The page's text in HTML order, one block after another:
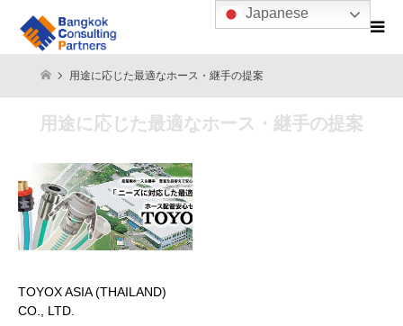
用途に応じた最適なホース・継手の提案
用途に応じた最適なホース・継手の提案
TOYOX ASIA (THAILAND)
CO., LTD.
Japanese